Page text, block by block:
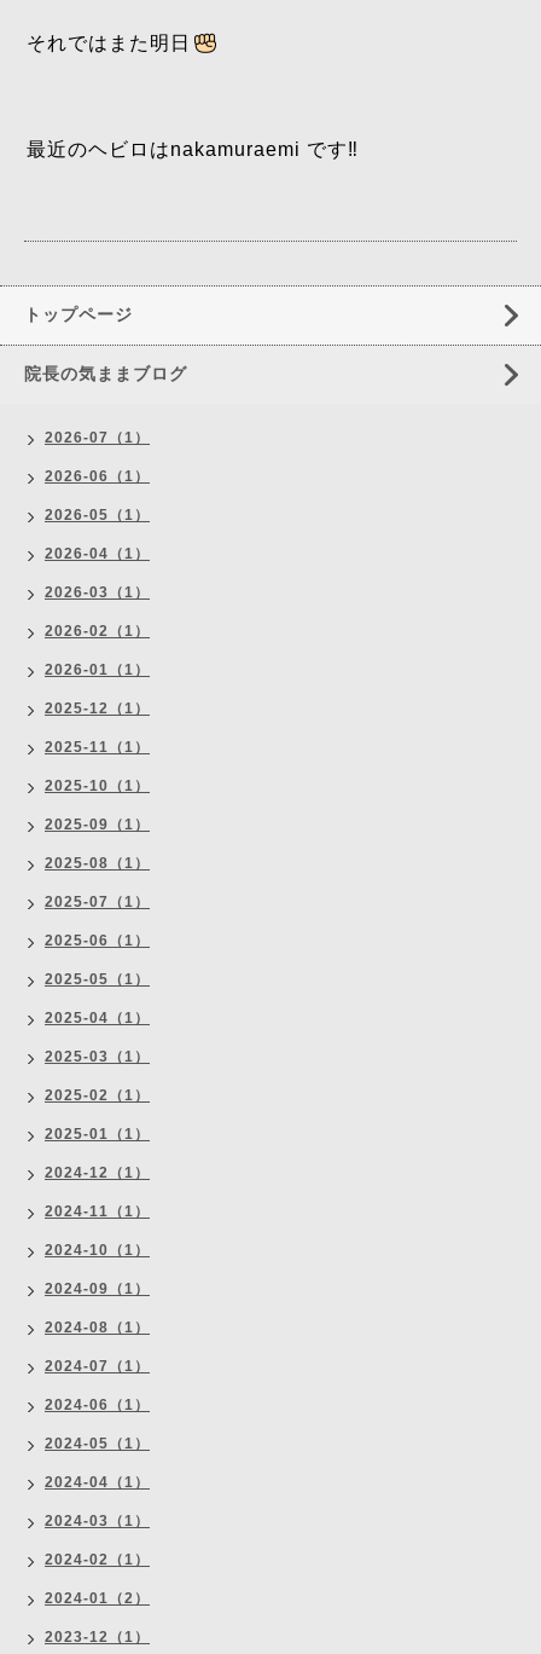
それではまた明日
最近のヘビロはnakamuraemi です‼️
トップページ
院長の気ままブログ
2026-07（1）
2026-06（1）
2026-05（1）
2026-04（1）
2026-03（1）
2026-02（1）
2026-01（1）
2025-12（1）
2025-11（1）
2025-10（1）
2025-09（1）
2025-08（1）
2025-07（1）
2025-06（1）
2025-05（1）
2025-04（1）
2025-03（1）
2025-02（1）
2025-01（1）
2024-12（1）
2024-11（1）
2024-10（1）
2024-09（1）
2024-08（1）
2024-07（1）
2024-06（1）
2024-05（1）
2024-04（1）
2024-03（1）
2024-02（1）
2024-01（2）
2023-12（1）